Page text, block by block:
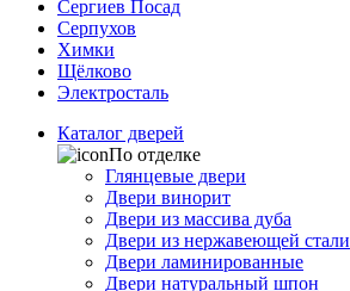
Сергиев Посад
Серпухов
Химки
Щёлково
Электросталь
Каталог дверей
По отделке
Глянцевые двери
Двери винорит
Двери из массива дуба
Двери из нержавеющей стали
Двери ламинированные
Двери натуральный шпон